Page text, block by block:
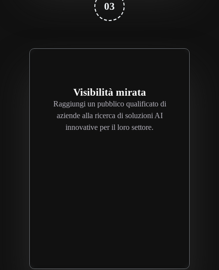
03
Visibilità mirata
Raggiungi un pubblico qualificato di
aziende alla ricerca di soluzioni AI
innovative per il loro settore.